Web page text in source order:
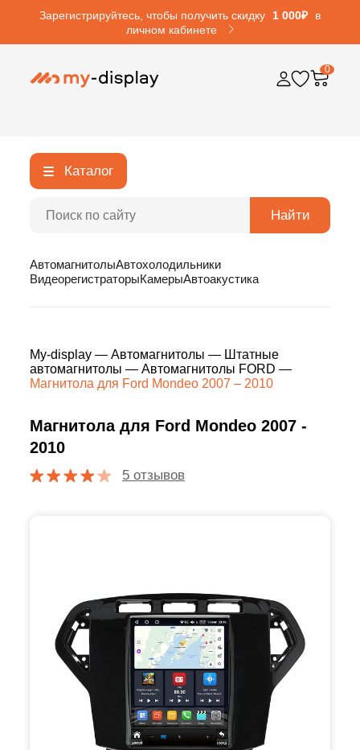
Зарегистрируйтесь, чтобы получить скидку 1 000₽
в
личном кабинете
0
Каталог
Найти
АвтомагнитолыАвтохолодильники
ВидеорегистраторыКамерыАвтоакустика
My-display — Автомагнитолы — Штатные
автомагнитолы — Автомагнитолы FORD —
Магнитола для Ford Mondeo 2007 – 2010
Магнитола для Ford Mondeo 2007 -
2010
5 отзывов